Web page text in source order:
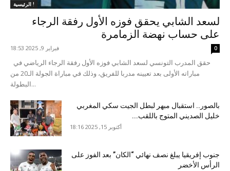
الرئيسية !
لسعد الشابي يحقق فوزه الأول رفقة الرجاء
على حساب نهضة الزمامرة
فبراير 9, 2025 18:53 0
مباراته الأولى بعد تعيينه مدربا للفريق، وذلك في مباراة الجولة الـ20 من
البطولة...
بالصور.. استقبال مبهر لبطل الجيت سكي المغربي
خليل الصديني المتوج باللقب...
أكتوبر 15, 2025 18:16
جنوب إفريقيا يبلغ نصف نهائي “الكان” بعد الفوز على
الرأس الأخضر